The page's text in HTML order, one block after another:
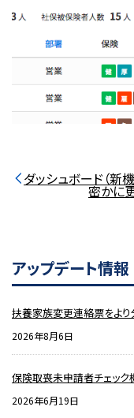
ダッシュボード（新機
密かに
アップデート情報
扶養家族変更連絡票をより
2026年8月6日
保険取喪未申請者チェッ
2026年6月19日